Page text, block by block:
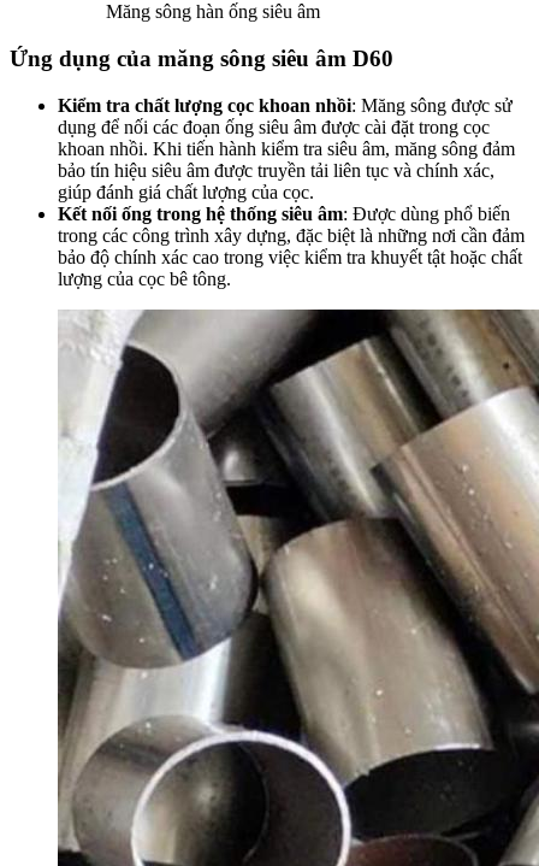
Măng sông hàn ống siêu âm
Ứng dụng của măng sông siêu âm D60
Kiểm tra chất lượng cọc khoan nhồi: Măng sông được sử
dụng để nối các đoạn ống siêu âm được cài đặt trong cọc
khoan nhồi. Khi tiến hành kiểm tra siêu âm, măng sông đảm
bảo tín hiệu siêu âm được truyền tải liên tục và chính xác,
giúp đánh giá chất lượng của cọc.
Kết nối ống trong hệ thống siêu âm: Được dùng phổ biến
trong các công trình xây dựng, đặc biệt là những nơi cần đảm
bảo độ chính xác cao trong việc kiểm tra khuyết tật hoặc chất
lượng của cọc bê tông.